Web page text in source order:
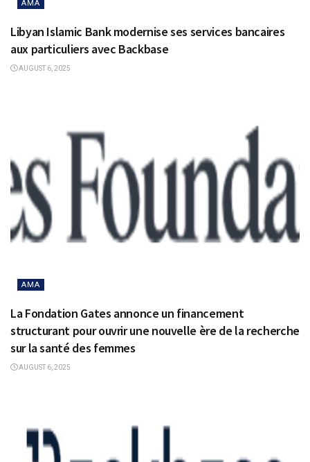
AMA
Libyan Islamic Bank modernise ses services bancaires
aux particuliers avec Backbase
AUGUST 6, 2025
AMA
La Fondation Gates annonce un financement
structurant pour ouvrir une nouvelle ère de la recherche
sur la santé des femmes
AUGUST 6, 2025